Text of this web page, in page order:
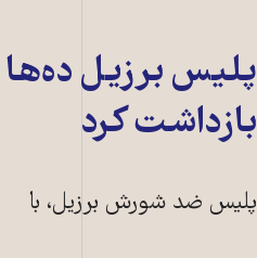
پلیس برزیل ده‌ها
بازداشت کرد
پلیس ضد شورش برزیل، با